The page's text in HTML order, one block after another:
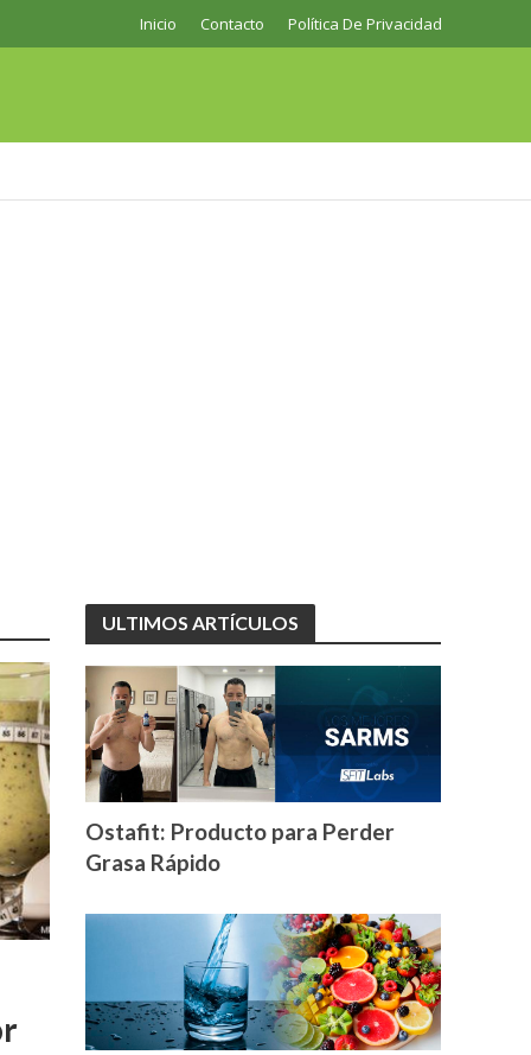
Inicio Contacto Política De Privacidad
ULTIMOS ARTÍCULOS
Ostafit: Producto para Perder
Grasa Rápido